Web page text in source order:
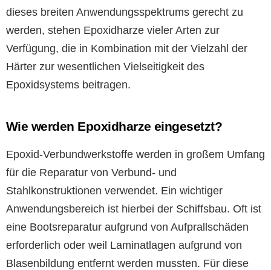
dieses breiten Anwendungsspektrums gerecht zu
werden, stehen Epoxidharze vieler Arten zur
Verfügung, die in Kombination mit der Vielzahl der
Härter zur wesentlichen Vielseitigkeit des
Epoxidsystems beitragen.
Wie werden Epoxidharze eingesetzt?
Epoxid-Verbundwerkstoffe werden in großem Umfang
für die Reparatur von Verbund- und
Stahlkonstruktionen verwendet. Ein wichtiger
Anwendungsbereich ist hierbei der Schiffsbau. Oft ist
eine Bootsreparatur aufgrund von Aufprallschäden
erforderlich oder weil Laminatlagen aufgrund von
Blasenbildung entfernt werden mussten. Für diese